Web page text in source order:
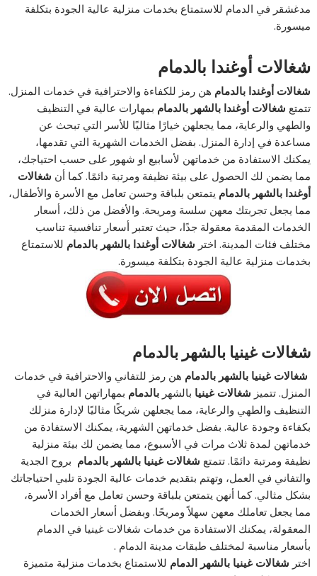
مدغشقر في الدمام للاستمتاع بخدمات منزلية عالية الجودة بتكلفة
ميسورة.
شغالات أوغندا بالدمام
شغالات أوغندا بالدمام هن رمز للكفاءة والاحترافية في خدمات المنزل.
تتمتع شغالات أوغندا بالشهر بالدمام بمهارات عالية في التنظيف
والطهي والرعاية، مما يجعلهن خيارًا مثاليًا للأسر التي تبحث عن
مساعدة في إدارة المنزل. بفضل الخدمات الشهرية التي تقدمها،
يمكنك الاستفادة من خدماتهن لأسابيع او شهور على حسب احتياجك،
مما يضمن لك الحصول على بيئة نظيفة ومرتبة دائمًا. كما أن شغالات
أوغندا بالشهر بالدمام يتمتعن بلباقة وحسن تعامل مع الأسرة والأطفال،
مما يجعل تجربتك معهن سلسة ومريحة. والأفضل من ذلك، أسعار
الخدمات المقدمة معقولة جدًا، حيث تعتبر أسعار تنافسية تناسب
مختلف فئات المدينة. اختر شغالات أوغندا بالشهر بالدمام للاستمتاع
بخدمات منزلية عالية الجودة بتكلفة ميسورة.
شغالات غينيا بالشهر بالدمام
شغالات غينيا بالشهر بالدمام هن رمز للتفاني والاحترافية في خدمات
المنزل. تتميز شغالات غينيا بالشهربالدمام بمهاراتهن العالية في
التنظيف والطهي والرعاية، مما يجعلهن شريكًا مثاليًا لإدارة منزلك
بكفاءة وجودة عالية. بفضل خدماتهن الشهرية، يمكنك الاستفادة من
خدماتهن لمدة ثلاث مرات في الأسبوع، مما يضمن لك بيئة منزلية
نظيفة ومرتبة دائمًا. تتمتع شغالات غينيا بالشهر بالدمام بروح الجدية
والتفاني في العمل، وتهتم بتقديم خدمات عالية الجودة تلبي احتياجاتك
بشكل مثالي. كما أنهن يتمتعن بلباقة وحسن تعامل مع أفراد الأسرة،
مما يجعل تعاملك معهن سهلاً ومريحًا. وبفضل أسعار الخدمات
المعقولة، يمكنك الاستفادة من خدمات شغالات غينيا في الدمام
بأسعار مناسبة لمختلف طبقات مدينة الدمام .
اختر شغالات غينيا بالشهر الدمام للاستمتاع بخدمات منزلية متميزة